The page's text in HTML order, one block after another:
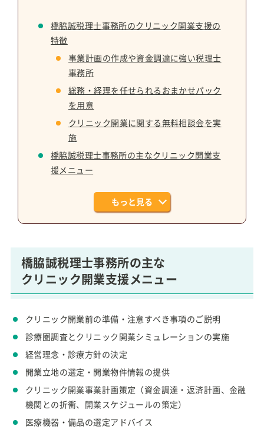
橋脇誠税理士事務所のクリニック開業支援の
特徴
事業計画の作成や資金調達に強い税理士
事務所
総務・経理を任せられるおまかせパック
を用意
クリニック開業に関する無料相談会を実
施
橋脇誠税理士事務所の主なクリニック開業支
援メニュー
もっと見る
橋脇誠税理士事務所の主な
クリニック開業支援メニュー
クリニック開業前の準備・注意すべき事項のご説明
診療圏調査とクリニック開業シミュレーションの実施
経営理念・診療方針の決定
開業立地の選定・開業物件情報の提供
クリニック開業事業計画策定（資金調達・返済計画、金融
機関との折衝、開業スケジュールの策定）
医療機器・備品の選定アドバイス